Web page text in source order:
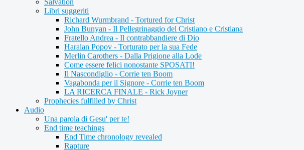
Salvation
Libri suggeriti
Richard Wurmbrand - Tortured for Christ
John Bunyan - Il Pellegrinaggio del Cristiano e Cristiana
Fratello Andrea - Il contrabbandiere di Dio
Haralan Popov - Torturato per la sua Fede
Merlin Carothers - Dalla Prigione alla Lode
Come essere felici nonostante SPOSATI!
Il Nascondiglio - Corrie ten Boom
Vagabonda per il Signore - Corrie ten Boom
LA RICERCA FINALE - Rick Joyner
Prophecies fulfilled by Christ
Audio
Una parola di Gesu' per te!
End time teachings
End Time chronology revealed
Rapture